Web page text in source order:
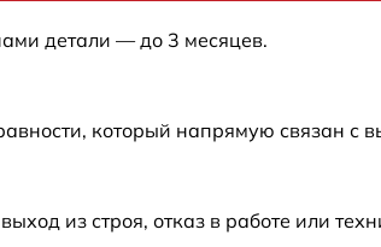
детали — до 3 месяцев.
который напрямую связан с
из строя, отказ в работе или